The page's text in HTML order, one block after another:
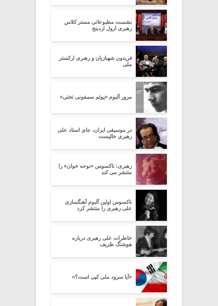
نشست مطبوعاتی مستر کلاس
رهبری ارول اردینج
فریدون شهبازیان و رهبری ارکستر
ملی
مرور آلبوم «پوئم سمفونی تختی»
در موسیقی ایران، جای استاد علی
رهبری خالیست
رهبری: ناکسوس «نوحه خوان» را
منتشر می کند
ناکسوس اولین آلبوم آهنگسازی
علی رهبری را منتشر کرد
خاطرات علی رهبری درباره
هوشنگ ظریف
«آیا سرود ملی کپی است؟»